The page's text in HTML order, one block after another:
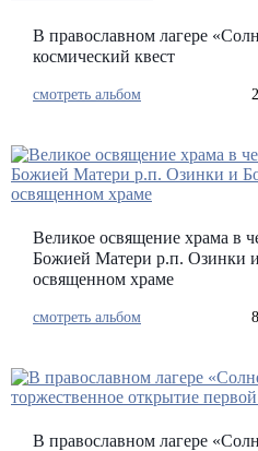
В православном лагере
космический квест
смотреть альбом
Великое освящение храма в
Божией Матери р.п. Озинки
освященном храме
смотреть альбом
В православном лагере